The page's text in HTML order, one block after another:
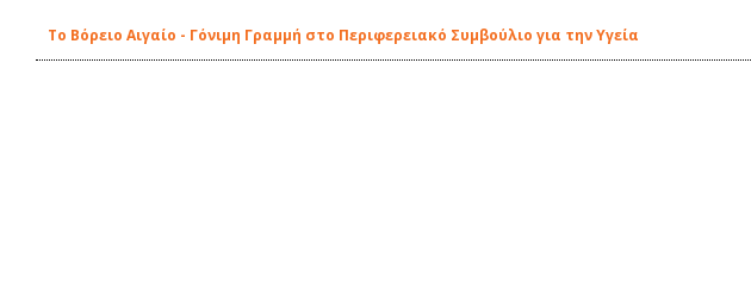
Το Βόρειο Αιγαίο - Γόνιμη Γραμμή στο Περιφερειακό Συμβούλιο για την Υγεία